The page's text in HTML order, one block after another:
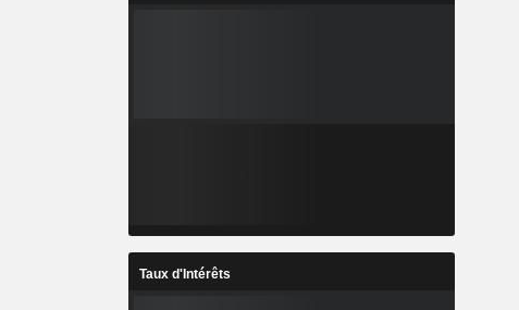
Taux d'Intérêts